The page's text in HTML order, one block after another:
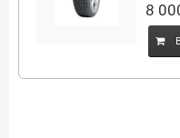
8
B